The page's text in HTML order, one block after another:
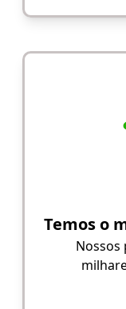
Temos o
Nossos